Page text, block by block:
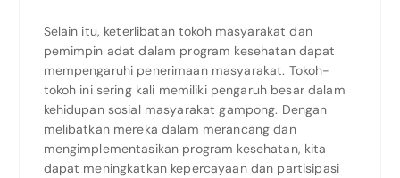
Selain itu, keterlibatan tokoh masyarakat dan
pemimpin adat dalam program kesehatan dapat
mempengaruhi penerimaan masyarakat. Tokoh-
tokoh ini sering kali memiliki pengaruh besar dalam
kehidupan sosial masyarakat gampong. Dengan
melibatkan mereka dalam merancang dan
mengimplementasikan program kesehatan, kita
dapat meningkatkan kepercayaan dan partisipasi